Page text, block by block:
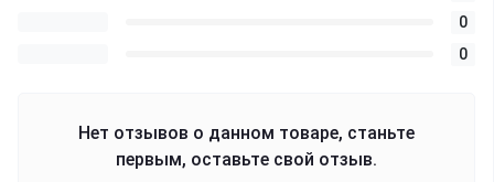
0
0
Нет отзывов о данном товаре, станьте
первым, оставьте свой отзыв.